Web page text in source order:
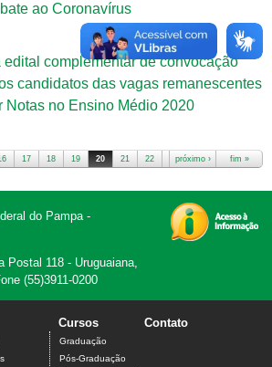
ao Coronavírus
complementar de convocação
candidatos das vagas remanescentes
Notas no Ensino Médio 2020
17 18 19 20 21 22 23 24
próximo › fim »
do Pampa -
Postal 118 - Uruguaiana,
(55)3911-0200
Cursos
Graduação
Pós-Graduação
Contato